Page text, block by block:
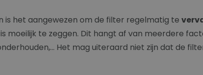
is het aangewezen om de filter regelmatig te
moeilijk te zeggen. Dit hangt af van meerdere
Het mag uiteraard niet zijn dat de